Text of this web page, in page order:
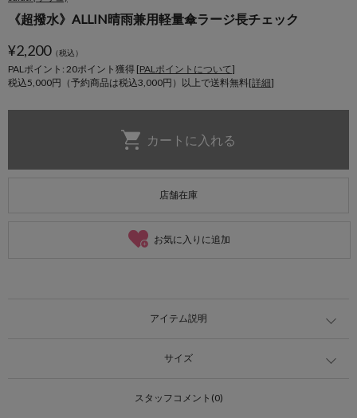
《超撥水》ALLIN晴雨兼用軽量傘ラージ長チェック
¥2,200（税込）
PALポイント: 20ポイント獲得 [PALポイントについて]
税込5,000円（予約商品は税込3,000円）以上で送料無料[詳細]
店舗在庫
お気に入りに追加
アイテム説明
サイズ
スタッフコメント(0)